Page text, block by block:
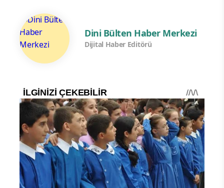
Dini Bülten Haber Merkezi
Dijital Haber Editörü